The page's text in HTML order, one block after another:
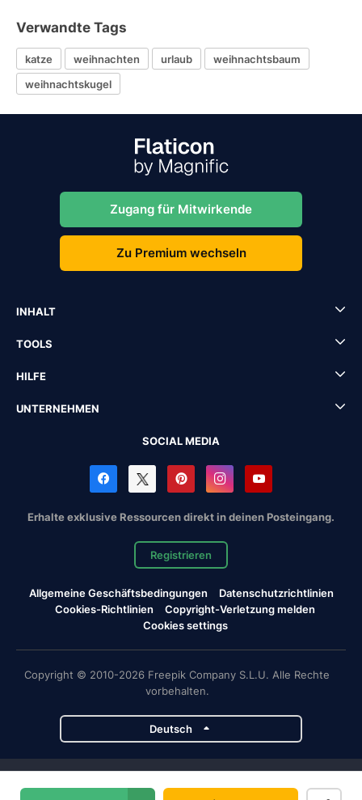
Verwandte Tags
katze weihnachten urlaub
weihnachtsbaum
weihnachtskugel
Zugang für Mitwirkende
Zu Premium wechseln
INHALT
TOOLS
HILFE
UNTERNEHMEN
SOCIAL MEDIA
Erhalte exklusive Ressourcen direkt in deinen Posteingang.
Registrieren
Allgemeine Geschäftsbedingungen
Datenschutzrichtlinien
Cookies-Richtlinien
Copyright-Verletzung melden
Cookies settings
Copyright © 2010-2026 Freepik Company S.L.U. Alle Rechte
vorbehalten.
Deutsch